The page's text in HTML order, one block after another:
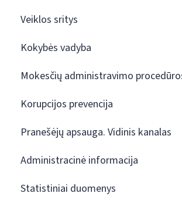
Veiklos sritys
Kokybės vadyba
Mokesčių administravimo
Korupcijos prevencija
Pranešėjų apsauga. Vidinis kanalas
Administracinė informacija
Statistiniai duomenys